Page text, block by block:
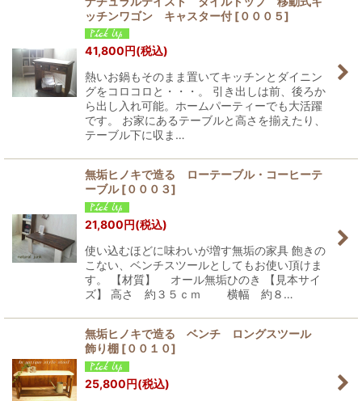
ッチンワゴン キャスター付 [０００５]
41,800円(税込)
熱いお鍋もそのまま置いてキッチンとダイニン
グをコロコロと・・・。 引き出しは前、後ろか
ら出し入れ可能。ホームパーティーでも大活躍
です。 お家にあるテーブルと高さを揃えたり、
テーブル下に収ま…
無垢ヒノキで造る ローテーブル・コーヒーテ
ーブル[０００３]
21,800円(税込)
使い込むほどに味わいが増す無垢の家具 飽きの
こない、ベンチスツールとしてもお使い頂けま
す。 【材質】 オール無垢ひのき 【見本サイ
ズ】 高さ 約３５ｃｍ 横幅 約８…
無垢ヒノキで造る ベンチ ロングスツール
飾り棚 [００１０]
25,800円(税込)